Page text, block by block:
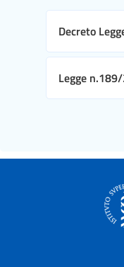
Decreto
Legge